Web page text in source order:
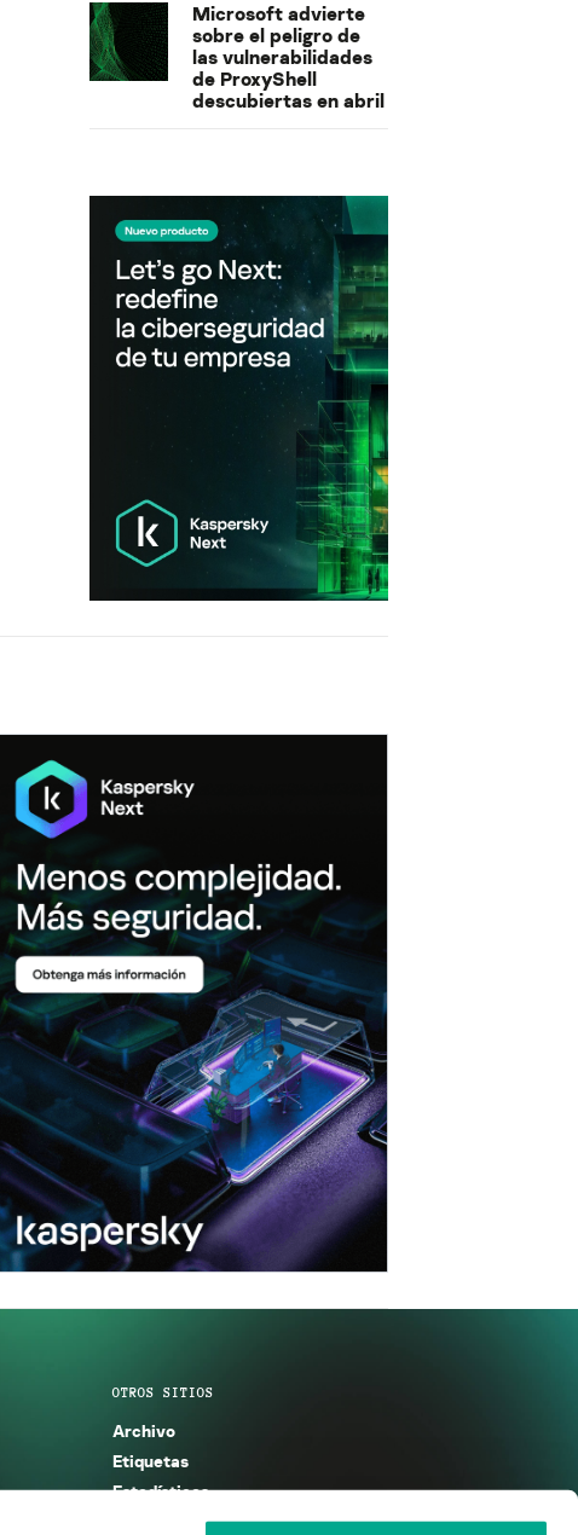
Microsoft advierte
sobre el peligro de
las vulnerabilidades
de ProxyShell
descubiertas en abril
OTROS SITIOS
Archivo
Etiquetas
Estadísticas
Enciclopedia